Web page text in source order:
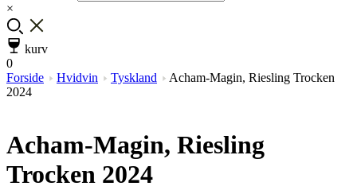
×
kurv
0
Forside
Hvidvin Tyskland
Acham-Magin, Riesling Trocken
2024
Acham-Magin, Riesling
Trocken 2024